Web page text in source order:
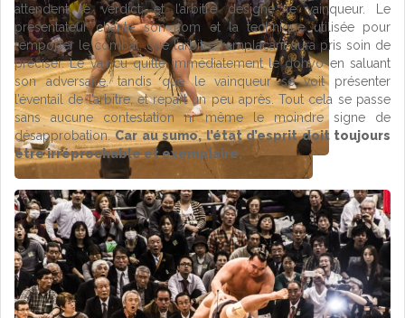
attendent le verdict, et l’arbitre désigne le vainqueur. Le
présentateur chante son nom et la technique utilisée pour
remporter le combat, que l’arbitre remplaçant aura pris soin de
préciser. Le vaincu quitte immédiatement le dohyo en saluant
son adversaire, tandis que le vainqueur se voit présenter
l’éventail de l’arbitre, et repart un peu après. Tout cela se passe
sans aucune contestation ni même le moindre signe de
désapprobation.Car au sumo, l’état d’esprit doit toujours
être irréprochable et exemplaire.